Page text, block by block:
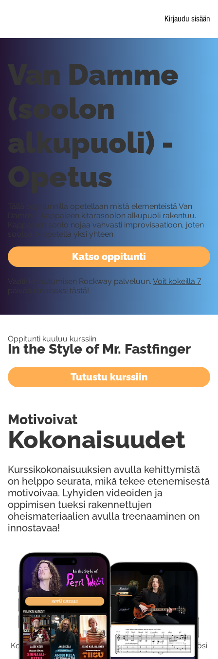
Kirjaudu sisään
Kokeile Ilmaiseksi
Kokeilemalla ilmaiseksi saat koko sisältömme käyttöösi
viikon ajaksi.
Katso oppitunti
Van Damme
(soolon
alkupuoli) -
Opetus
Tällä oppitunnilla opetellaan mistä elementeistä Van
Damme -kappaleen kitarasoolon alkupuoli rakentuu.
Kappaleen soolo nojaa vahvasti improvisaatioon, joten
sooloa ei opetella yksi yhteen.
Vaatii kirjautumisen Rockway palveluun. Voit kokeilla 7
päivää ilmaiseksi tästä!
Oppitunti kuuluu kurssiin
In the Style of Mr. Fastfinger
Tutustu kurssiin
Kurssikokonaisuuksien avulla kehittymistä
on helppo seurata, mikä tekee etenemisestä
motivoivaa. Lyhyiden videoiden ja
oppimisen tueksi rakennettujen
oheismateriaalien avulla treenaaminen on
innostavaa!
Kokonaisuudet
Motivoivat